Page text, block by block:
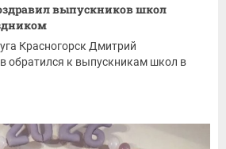
выпускников школ
Красногорск Дмитрий
обратился к выпускникам школ в